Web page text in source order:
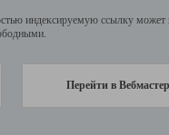
индексируемую ссылку
Перейти в Вебмастер